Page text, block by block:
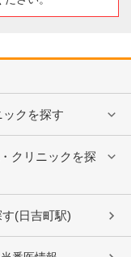
クを探す
クリニックを探
(日吉町駅)